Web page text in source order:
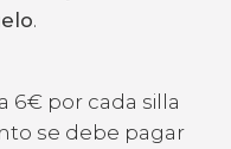
.
6€ por cada silla
se debe pagar